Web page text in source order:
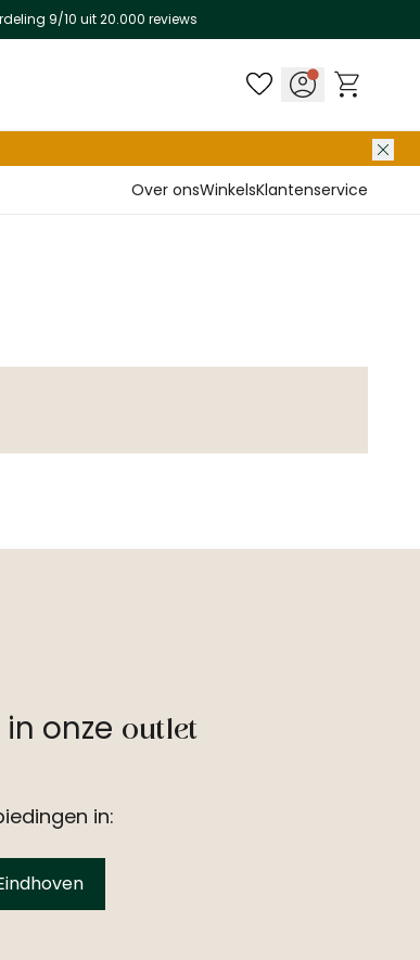
9/10 uit 20.000 reviews
Over onsWinkelsKlantenservice
onze outlet
in: